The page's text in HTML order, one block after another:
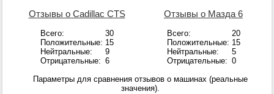
Отзывы о Cadillac CTS
Всего:
30
Положительные: 15
Нейтральные:
9
Отрицательные: 6
Отзывы о Мазда 6
Всего:
20
Положительные: 15
Нейтральные:
5
Отрицательные: 0
Параметры для сравнения отзывов о машинах (реальные
значения).